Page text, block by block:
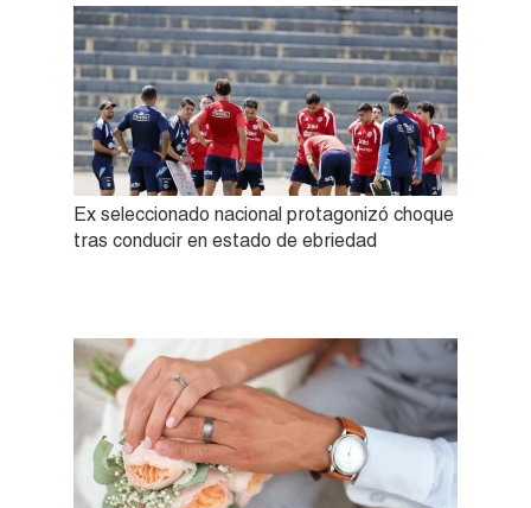
Ex seleccionado nacional protagonizó choque
tras conducir en estado de ebriedad